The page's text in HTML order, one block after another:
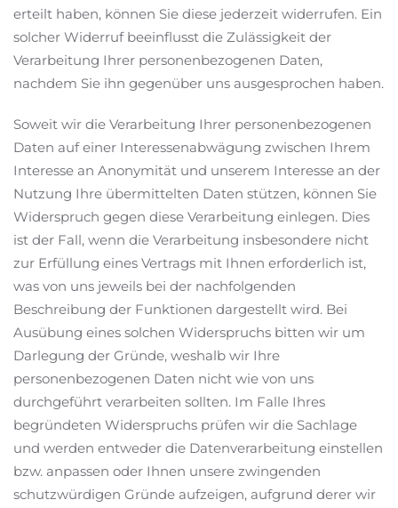
erteilt haben, können Sie diese jederzeit widerrufen. Ein
solcher Widerruf beeinflusst die Zulässigkeit der
Verarbeitung Ihrer personenbezogenen Daten,
nachdem Sie ihn gegenüber uns ausgesprochen haben.
Soweit wir die Verarbeitung Ihrer personenbezogenen
Daten auf einer Interessenabwägung zwischen Ihrem
Interesse an Anonymität und unserem Interesse an der
Nutzung Ihre übermittelten Daten stützen, können Sie
Widerspruch gegen diese Verarbeitung einlegen. Dies
ist der Fall, wenn die Verarbeitung insbesondere nicht
zur Erfüllung eines Vertrags mit Ihnen erforderlich ist,
was von uns jeweils bei der nachfolgenden
Beschreibung der Funktionen dargestellt wird. Bei
Ausübung eines solchen Widerspruchs bitten wir um
Darlegung der Gründe, weshalb wir Ihre
personenbezogenen Daten nicht wie von uns
durchgeführt verarbeiten sollten. Im Falle Ihres
begründeten Widerspruchs prüfen wir die Sachlage
und werden entweder die Datenverarbeitung einstellen
bzw. anpassen oder Ihnen unsere zwingenden
schutzwürdigen Gründe aufzeigen, aufgrund derer wir